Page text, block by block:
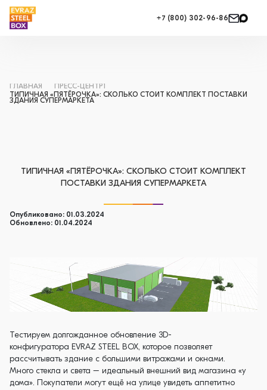
+7 (800) 302-96-86
ГЛАВНАЯ
ПРЕСС-ЦЕНТР1
ТИПИЧНАЯ «ПЯТЁРОЧКА»: СКОЛЬКО СТОИТ КОМПЛЕКТ ПОСТАВКИ
ЗДАНИЯ СУПЕРМАРКЕТА
ТИПИЧНАЯ «ПЯТЁРОЧКА»: СКОЛЬКО СТОИТ КОМПЛЕКТ
ПОСТАВКИ ЗДАНИЯ СУПЕРМАРКЕТА
Опубликовано: 01.03.2024
Обновлено: 01.04.2024
Тестируем долгожданное обновление 3D-
конфигуратора EVRAZ STEEL BOX, которое позволяет
рассчитывать здание с большими витражами и окнами.
Много стекла и света – идеальный внешний вид магазина «у
дома». Покупатели могут ещё на улице увидеть аппетитно